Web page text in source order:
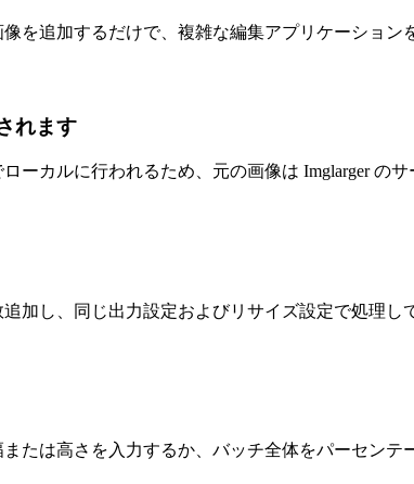
を追加するだけで、複雑な編集アプリケーション
れます
ーカルに行われるため、元の画像は Imglarger の
加し、同じ出力設定およびリサイズ設定で処理し
たは高さを入力するか、バッチ全体をパーセンテ